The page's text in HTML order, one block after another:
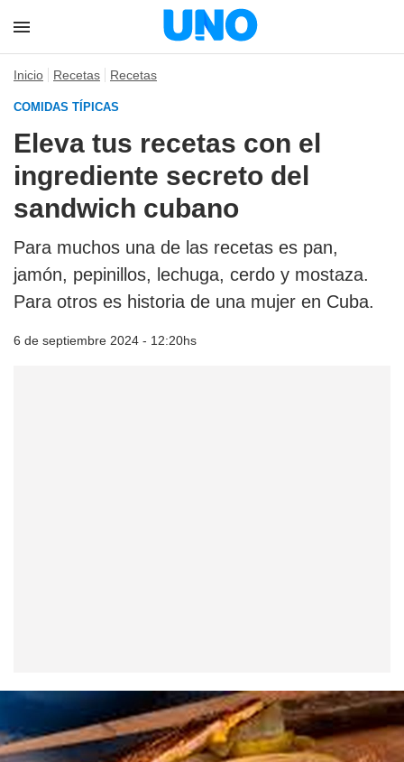
Inicio Recetas Recetas
COMIDAS TÍPICAS
Eleva tus recetas con el
ingrediente secreto del
sandwich cubano
Para muchos una de las recetas es pan,
jamón, pepinillos, lechuga, cerdo y mostaza.
Para otros es historia de una mujer en Cuba.
6 de septiembre 2024 - 12:20hs